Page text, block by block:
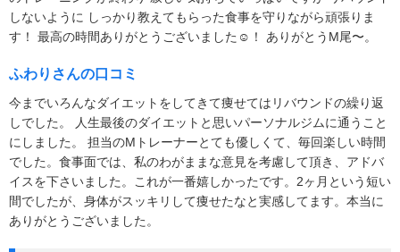
しないように しっかり教えてもらった食事を守りながら頑張りま
す！ 最高の時間ありがとうございました︎☺︎！ ありがとうM尾〜。
ふわりさんの口コミ
今までいろんなダイエットをしてきて痩せてはリバウンドの繰り返
しでした。 人生最後のダイエットと思いパーソナルジムに通うこと
にしました。 担当のMトレーナーとても優しくて、毎回楽しい時間
でした。食事面では、私のわがままな意見を考慮して頂き、アドバ
イスを下さいました。これが一番嬉しかったです。2ヶ月という短い
間でしたが、身体がスッキリして痩せたなと実感してます。本当に
ありがとうございました。